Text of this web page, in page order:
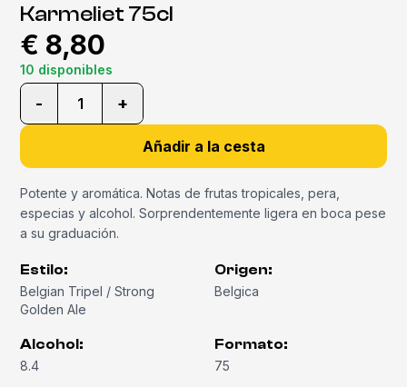
Karmeliet 75cl
€ 8,80
10 disponibles
- 1 +
Añadir a la cesta
Potente y aromática. Notas de frutas tropicales, pera,
especias y alcohol. Sorprendentemente ligera en boca pese
a su graduación.
Estilo:
Belgian Tripel / Strong
Golden Ale
Origen:
Belgica
Alcohol:
8.4
Formato:
75